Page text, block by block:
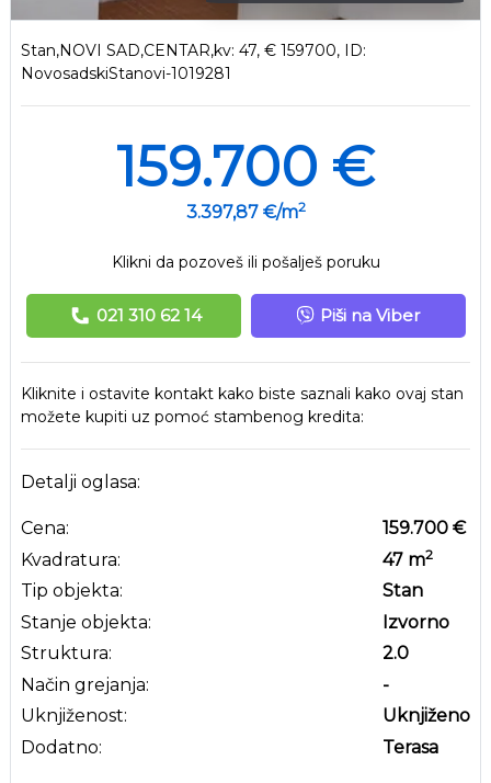
Stan,NOVI SAD,CENTAR,kv: 47, € 159700, ID:
NovosadskiStanovi-1019281
159.700 €
3.397,87 €/m2
Klikni da pozoveš ili pošalješ poruku
021 310 62 14 Piši na Viber
Kliknite i ostavite kontakt kako biste saznali kako ovaj stan
možete kupiti uz pomoć stambenog kredita:
Detalji oglasa:
Cena:
Kvadratura:
Tip objekta:
Stanje objekta:
Struktura:
Način grejanja:
Uknjiženost:
Dodatno:
159.700 €
47 m2
Stan
Izvorno
2.0
-
Uknjiženo
Terasa